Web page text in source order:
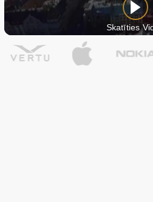
Skatīties